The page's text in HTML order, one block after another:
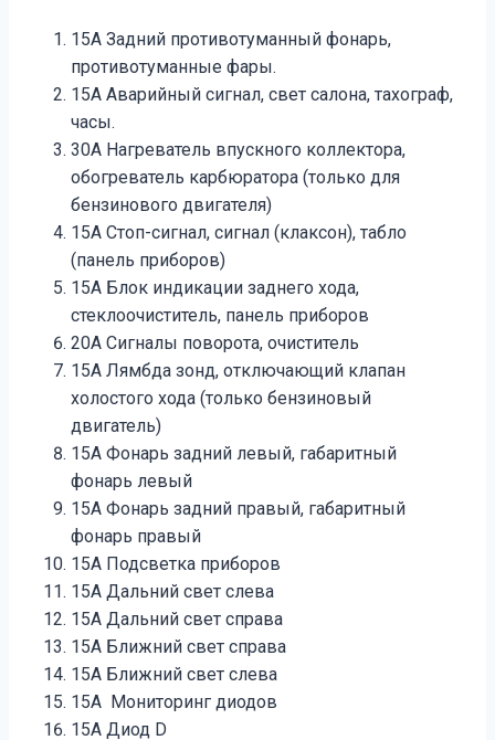
15A Задний противотуманный фонарь,
противотуманные фары.
15A Аварийный сигнал, свет салона, тахограф,
часы.
30A Нагреватель впускного коллектора,
обогреватель карбюратора (только для
бензинового двигателя)
15A Стоп-сигнал, сигнал (клаксон), табло
(панель приборов)
15A Блок индикации заднего хода,
стеклоочиститель, панель приборов
20A Сигналы поворота, очиститель
15A Лямбда зонд, отключающий клапан
холостого хода (только бензиновый
двигатель)
15A Фонарь задний левый, габаритный
фонарь левый
15A Фонарь задний правый, габаритный
фонарь правый
15A Подсветка приборов
15A Дальний свет слева
15A Дальний свет справа
15A Ближний свет справа
15A Ближний свет слева
15A Мониторинг диодов
15A Диод D